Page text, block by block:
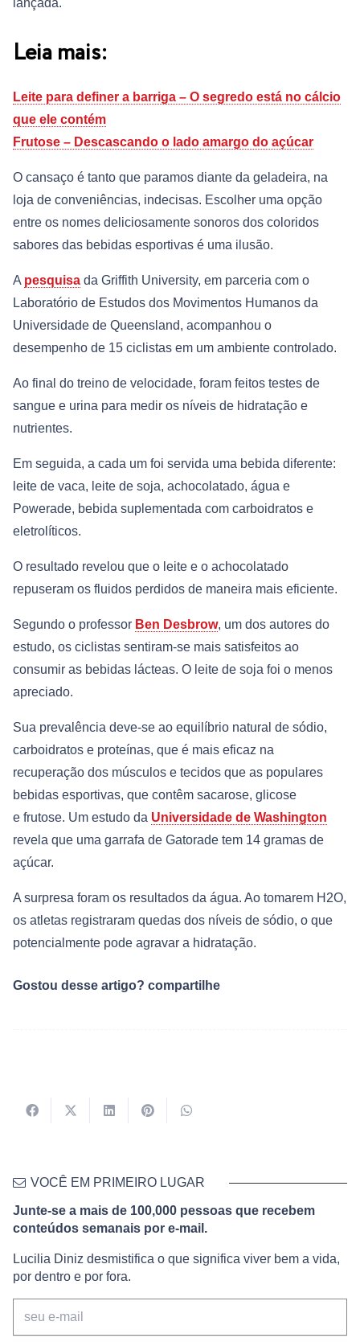
lançada.
Leia mais:
Leite para definer a barriga – O segredo está no cálcio
que ele contém
Frutose – Descascando o lado amargo do açúcar
O cansaço é tanto que paramos diante da geladeira, na
loja de conveniências, indecisas. Escolher uma opção
entre os nomes deliciosamente sonoros dos coloridos
sabores das bebidas esportivas é uma ilusão.
A pesquisa da Griffith University, em parceria com o
Laboratório de Estudos dos Movimentos Humanos da
Universidade de Queensland, acompanhou o
desempenho de 15 ciclistas em um ambiente controlado.
Ao final do treino de velocidade, foram feitos testes de
sangue e urina para medir os níveis de hidratação e
nutrientes.
Em seguida, a cada um foi servida uma bebida diferente:
leite de vaca, leite de soja, achocolatado, água e
Powerade, bebida suplementada com carboidratos e
eletrolíticos.
O resultado revelou que o leite e o achocolatado
repuseram os fluidos perdidos de maneira mais eficiente.
Segundo o professor Ben Desbrow, um dos autores do
estudo, os ciclistas sentiram-se mais satisfeitos ao
consumir as bebidas lácteas. O leite de soja foi o menos
apreciado.
Sua prevalência deve-se ao equilíbrio natural de sódio,
carboidratos e proteínas, que é mais eficaz na
recuperação dos músculos e tecidos que as populares
bebidas esportivas, que contêm sacarose, glicose
e frutose. Um estudo da Universidade de Washington
revela que uma garrafa de Gatorade tem 14 gramas de
açúcar.
A surpresa foram os resultados da água. Ao tomarem H2O,
os atletas registraram quedas dos níveis de sódio, o que
potencialmente pode agravar a hidratação.
Gostou desse artigo? compartilhe
VOCÊ EM PRIMEIRO LUGAR
Junte-se a mais de 100,000 pessoas que recebem
conteúdos semanais por e-mail.
Lucilia Diniz desmistifica o que significa viver bem a vida,
por dentro e por fora.